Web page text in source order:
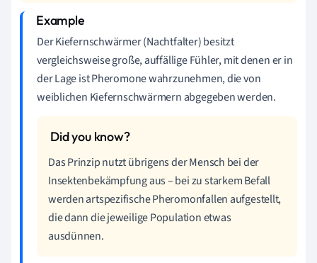
Der Kiefernschwärmer (Nachtfalter) besitzt
vergleichsweise große, auffällige Fühler, mit denen er in
der Lage ist Pheromone wahrzunehmen, die von
weiblichen Kiefernschwärmern abgegeben werden.
Das Prinzip nutzt übrigens der Mensch bei der
Insektenbekämpfung aus – bei zu starkem Befall
werden artspezifische Pheromonfallen aufgestellt,
die dann die jeweilige Population etwas
ausdünnen.